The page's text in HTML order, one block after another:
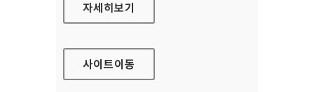
하이원리조트
자세히보기
사이트이동